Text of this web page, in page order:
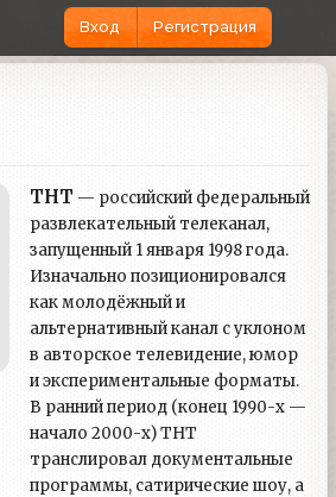
Вход Регистрация
ТНТ — российский федеральный
развлекательный телеканал,
запущенный 1 января 1998 года.
Изначально позиционировался
как молодёжный и
альтернативный канал с уклоном
в авторское телевидение, юмор
и экспериментальные форматы.
В ранний период (конец 1990-х —
начало 2000-х) ТНТ
транслировал документальные
программы, сатирические шоу, а